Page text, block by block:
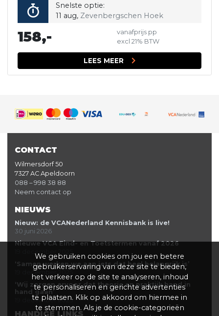
Snelste optie:
11 aug, Zevenbergschen Hoek
158,-
vanafprijs pp
excl 21% BTW
LEES MEER
CONTACT
Wilmersdorf 50
7327 AC Apeldoorn
088 – 998 38 88
Neem contact op
NIEUWS
Nieuw: de VCANederland Kennisbank is live!
30 juni 2026
Nieuwe VCA Eind- en Toetstermen vanaf 2026
19 december 2025
‘Samen werken we aan iets dat heel belangrijk is’
19 december 2025
‘Wij zorgen ervoor dat theorie en praktijk hand in
hand gaan’
19 december 2025
HANDIGE LINKS
We gebruiken cookies om jou een betere
gebruikerservaring van deze site te bieden,
het verkeer op de site te analyseren, inhoud
te personaliseren en gerichte advertenties
te plaatsen. Klik op akkoord om hiermee in
te stemmen. Als je de cookie-categorieën